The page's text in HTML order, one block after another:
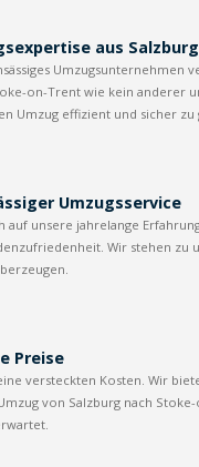
aus Salzburg
Umzugsunternehmen
on-Trent wie kein anderer
Umzug effizient und sicher zu
Umzugsservice
auf unsere jahrelange
Wir stehen zu
Preise
versteckten Kosten. Wir
von Salzburg nach